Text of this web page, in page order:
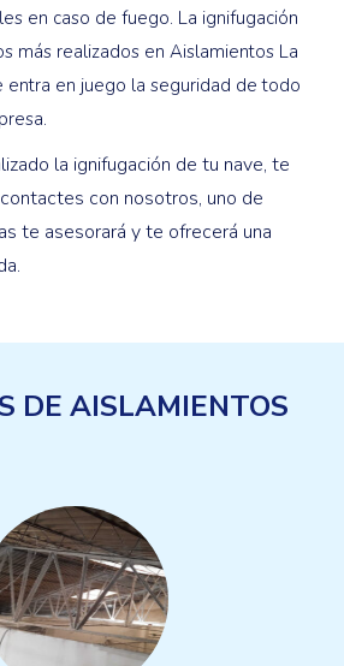
en caso de fuego. La ignifugación
más realizados en Aislamientos La
entra en juego la seguridad de todo
la ignifugación de tu nave, te
con nosotros, uno de
te asesorará y te ofrecerá una
DE AISLAMIENTOS